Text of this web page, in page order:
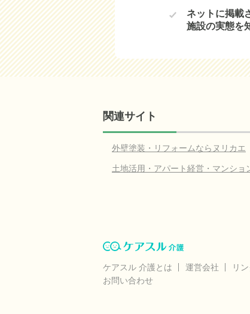
ネットに掲載
施設の実態を
関連サイト
外壁塗装・リフォームならヌリカエ
土地活用・アパート経営・マンショ
ケアスル 介護とは 運営会社 リ
お問い合わせ